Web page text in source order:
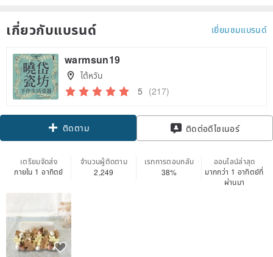
เกี่ยวกับแบรนด์ เยี่ยมชมแบรนด์
warmsun19
ไต้หวัน
5 (217)
ติดตาม ติดต่อดีไซเนอร์
เตรียมจัดส่ง
ภายใน 1 อาทิตย์
จำนวนผู้ติดตาม
2,249
เรทการตอบกลับ
38%
ออนไลน์ล่าสุด
มากกว่า 1 อาทิตย์ที่
ผ่านมา